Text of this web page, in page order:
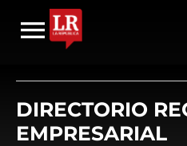
DIRECTORIO
EMPRESARIAL